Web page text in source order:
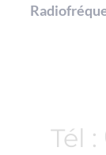
Tél :